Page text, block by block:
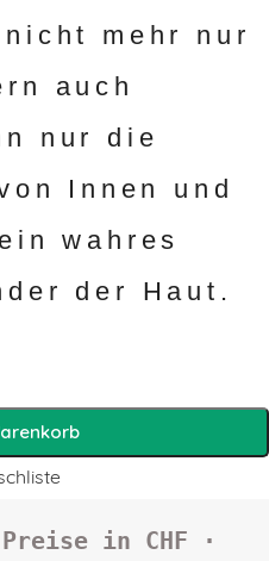
mehr nur
auch
nur die
Innen und
wahres
der Haut.
in CHF ·